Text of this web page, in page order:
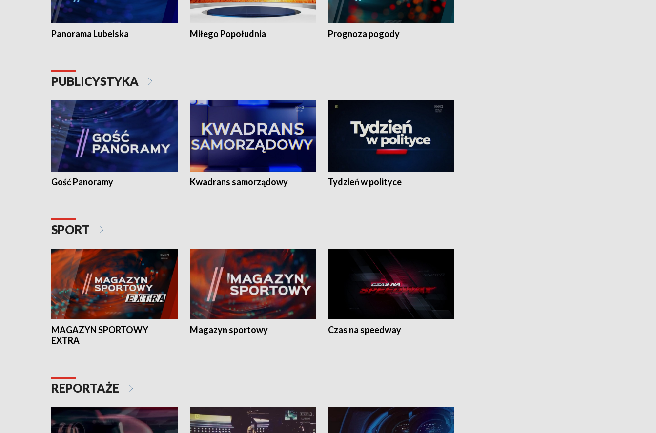
Panorama Lubelska Miłego Popołudnia Prognoza pogody
PUBLICYSTYKA
Gość Panoramy Kwadrans samorządowy Tydzień w polityce
SPORT
MAGAZYN SPORTOWY
EXTRA
Magazyn sportowy Czas na speedway
REPORTAŻE